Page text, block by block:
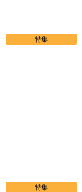
特集
特集